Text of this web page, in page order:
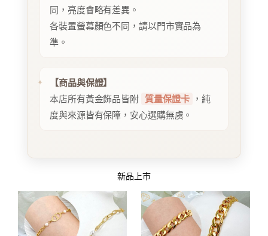
同，亮度會略有差異。
各裝置螢幕顏色不同，請以門市實品為
準。
【商品與保證】
本店所有黃金飾品皆附 質量保證卡
，純
度與來源皆有保障，安心選購無虞。
新品上市